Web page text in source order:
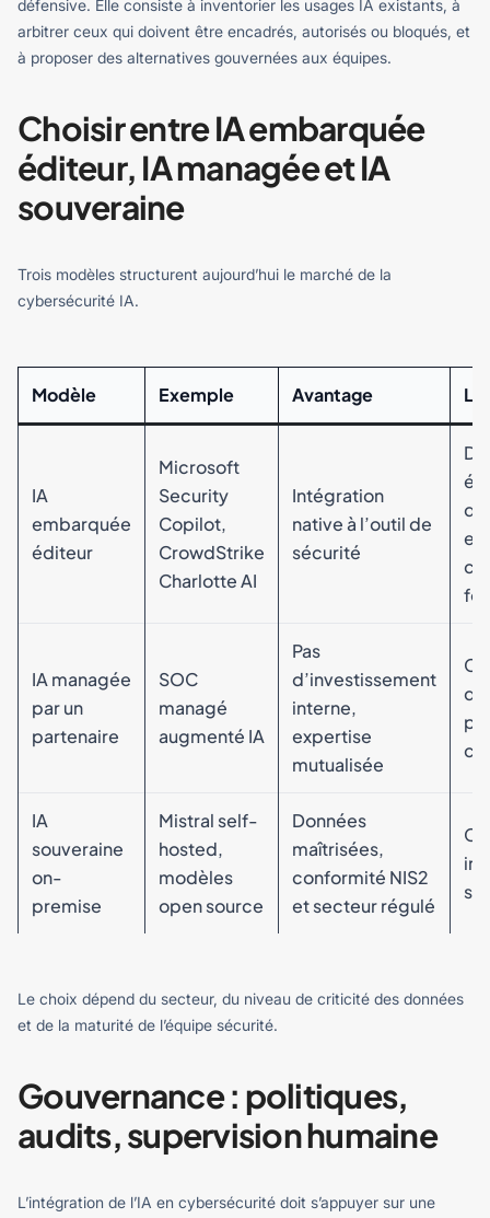
défensive. Elle consiste à inventorier les usages IA existants, à
arbitrer ceux qui doivent être encadrés, autorisés ou bloqués, et
à proposer des alternatives gouvernées aux équipes.
Choisir entre IA embarquée
éditeur, IA managée et IA
souveraine
Trois modèles structurent aujourd’hui le marché de la
cybersécurité IA.
Modèle Exemple Avantage
IA
embarquée
éditeur
Microsoft
Security
Copilot,
CrowdStrike
Charlotte AI
Intégration
native à l’outil de
sécurité
IA managée
par un
partenaire
SOC
managé
augmenté IA
Pas
d’investissement
interne,
expertise
mutualisée
IA
souveraine
on-
premise
Mistral self-
hosted,
modèles
open source
Données
maîtrisées,
conformité NIS2
et secteur régulé
Le choix dépend du secteur, du niveau de criticité des données
et de la maturité de l’équipe sécurité.
Gouvernance : politiques,
audits, supervision humaine
L’intégration de l’IA en cybersécurité doit s’appuyer sur une